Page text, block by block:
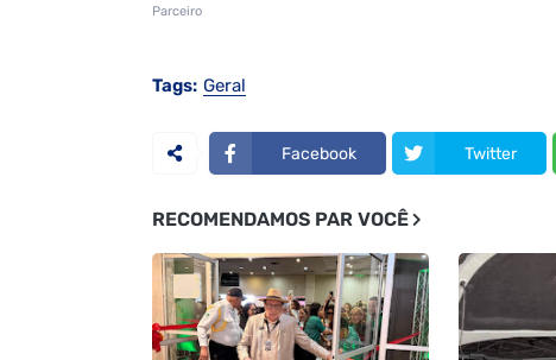
Parceiro
Tags: Geral
Facebook Twitter
RECOMENDAMOS PAR VOCÊ